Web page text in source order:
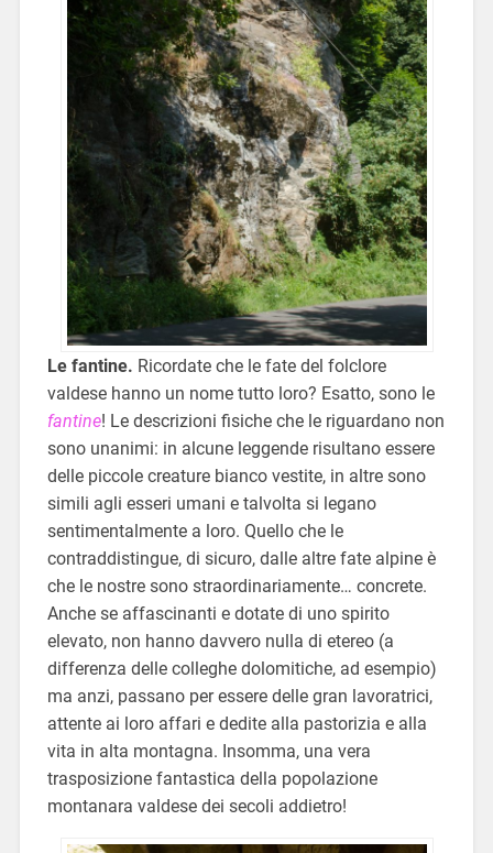
Le fantine. Ricordate che le fate del folclore
valdese hanno un nome tutto loro? Esatto, sono le
fantine! Le descrizioni fisiche che le riguardano non
sono unanimi: in alcune leggende risultano essere
delle piccole creature bianco vestite, in altre sono
simili agli esseri umani e talvolta si legano
sentimentalmente a loro. Quello che le
contraddistingue, di sicuro, dalle altre fate alpine è
che le nostre sono straordinariamente… concrete.
Anche se affascinanti e dotate di uno spirito
elevato, non hanno davvero nulla di etereo (a
differenza delle colleghe dolomitiche, ad esempio)
ma anzi, passano per essere delle gran lavoratrici,
attente ai loro affari e dedite alla pastorizia e alla
vita in alta montagna. Insomma, una vera
trasposizione fantastica della popolazione
montanara valdese dei secoli addietro!